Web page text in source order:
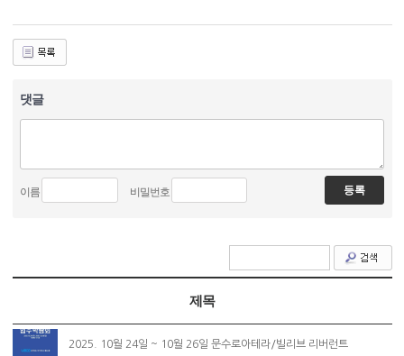
댓글
이름 비밀번호
제목
2025. 10월 24일 ~ 10월 26일 문수로아테라/빌리브 리버런트